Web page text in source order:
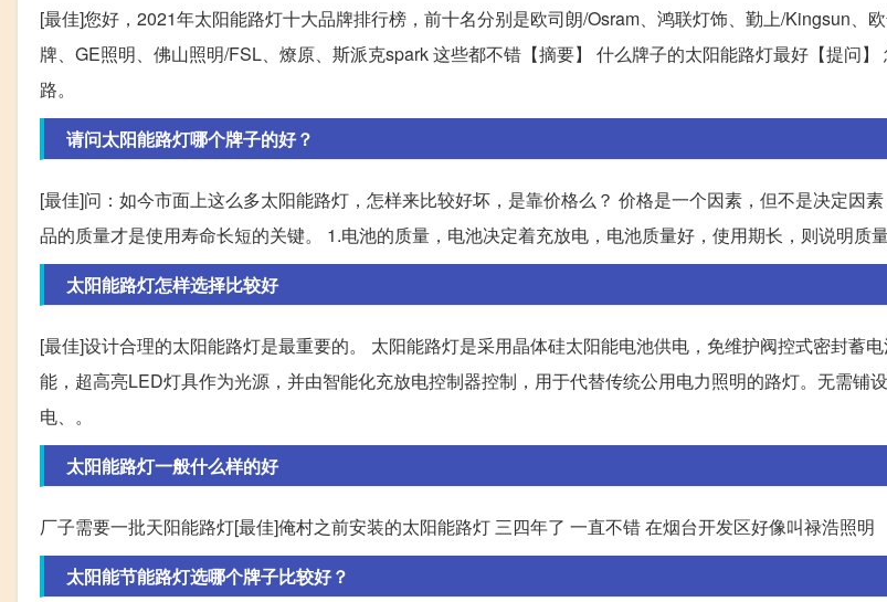
[最佳]您好，2021年太阳能路灯十大品牌排行榜，前十名分别是欧司朗/Osram、鸿联灯饰、勤上/Kingsun、
牌、GE照明、佛山照明/FSL、燎原、斯派克spark 这些都不错【摘要】 什么牌子的太阳能路灯最好【提问
路。
请问太阳能路灯哪个牌子的好？
[最佳]问：如今市面上这么多太阳能路灯，怎样来比较好坏，是靠价格么？ 价格是一个因素，但不是决定因
品的质量才是使用寿命长短的关键。 1.电池的质量，电池决定着充放电，电池质量好，使用期长，则说明质量
太阳能路灯怎样选择比较好
[最佳]设计合理的太阳能路灯是最重要的。 太阳能路灯是采用晶体硅太阳能电池供电，免维护阀控式密封蓄
能，超高亮LED灯具作为光源，并由智能化充放电控制器控制，用于代替传统公用电力照明的路灯。无需铺
电、。
太阳能路灯一般什么样的好
厂子需要一批天阳能路灯[最佳]俺村之前安装的太阳能路灯 三四年了 一直不错 在烟台开发区好像叫禄浩照明
太阳能节能路灯选哪个牌子比较好？